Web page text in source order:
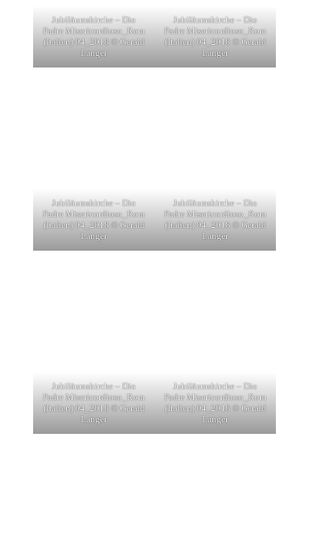
Jubiläumskirche – Dio
Padre Misericordioso_Rom
(Italien) 04_2018 © Gerald
Langer
Jubiläumskirche – Dio
Padre Misericordioso_Rom
(Italien) 04_2018 © Gerald
Langer
Jubiläumskirche – Dio
Padre Misericordioso_Rom
(Italien) 04_2018 © Gerald
Langer
Jubiläumskirche – Dio
Padre Misericordioso_Rom
(Italien) 04_2018 © Gerald
Langer
Jubiläumskirche – Dio
Padre Misericordioso_Rom
(Italien) 04_2018 © Gerald
Langer
Jubiläumskirche – Dio
Padre Misericordioso_Rom
(Italien) 04_2018 © Gerald
Langer